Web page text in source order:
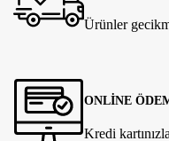
Ürünler
ONLİNE
Kredi